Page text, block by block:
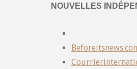
NOUVELLES